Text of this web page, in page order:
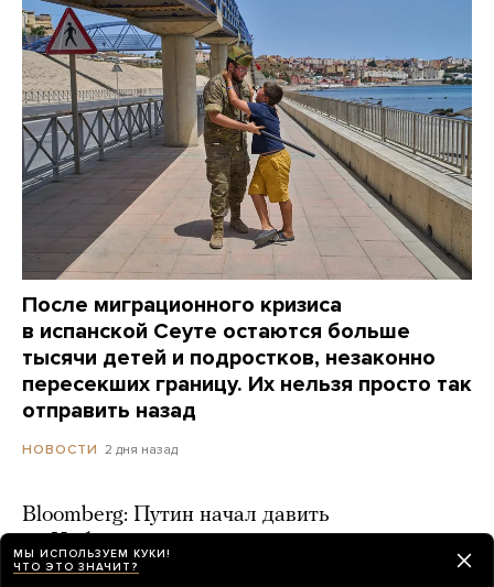
После миграционного кризиса
в испанской Сеуте остаются больше
тысячи детей и подростков, незаконно
пересекших границу. Их нельзя просто так
отправить назад
НОВОСТИ 2 дня назад
Bloomberg: Путин начал давить
на Набиуллину из-за ключевой ставки
2 дня назад
МЫ ИСПОЛЬЗУЕМ КУКИ!
ЧТО ЭТО ЗНАЧИТ?